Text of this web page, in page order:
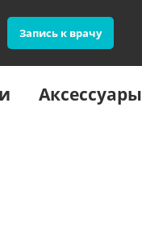
Запись к врачу
Аксессуары